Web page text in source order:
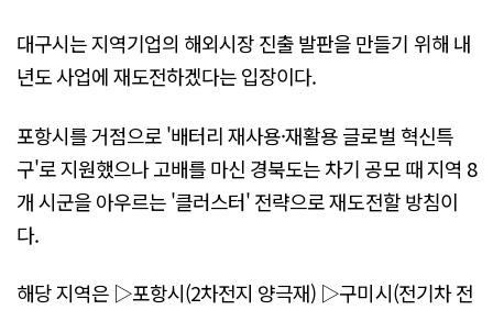
대구시는 지역기업의 해외시장 진출 발판을 만들기 위해 내
년도 사업에 재도전하겠다는 입장이다.
포항시를 거점으로 '배터리 재사용·재활용 글로벌 혁신특
구'로 지원했으나 고배를 마신 경북도는 차기 공모 때 지역 8
개 시군을 아우르는 '클러스터' 전략으로 재도전할 방침이
다.
해당 지역은 ▷포항시(2차전지 양극재) ▷구미시(전기차 전